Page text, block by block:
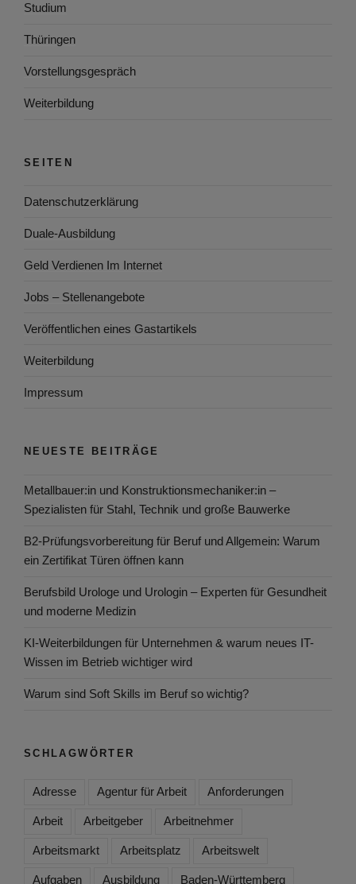
Studium
Thüringen
Vorstellungsgespräch
Weiterbildung
SEITEN
Datenschutzerklärung
Duale-Ausbildung
Geld Verdienen Im Internet
Jobs – Stellenangebote
Veröffentlichen eines Gastartikels
Weiterbildung
Impressum
NEUESTE BEITRÄGE
Metallbauer:in und Konstruktionsmechaniker:in –
Spezialisten für Stahl, Technik und große Bauwerke
B2-Prüfungsvorbereitung für Beruf und Allgemein: Warum
ein Zertifikat Türen öffnen kann
Berufsbild Urologe und Urologin – Experten für Gesundheit
und moderne Medizin
KI-Weiterbildungen für Unternehmen & warum neues IT-
Wissen im Betrieb wichtiger wird
Warum sind Soft Skills im Beruf so wichtig?
SCHLAGWÖRTER
Adresse Agentur für Arbeit Anforderungen
Arbeit Arbeitgeber Arbeitnehmer
Arbeitsmarkt Arbeitsplatz Arbeitswelt
Aufgaben Ausbildung Baden-Württemberg